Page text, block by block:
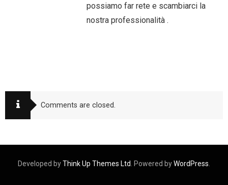
possiamo far rete e scambiarci la
nostra professionalità .
Comments are closed.
Developed byThink Up Themes Ltd . Powered byWordPress